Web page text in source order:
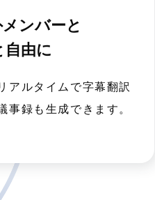
ンバーと
由に
アルタイムで字幕翻訳
事録も生成できます。